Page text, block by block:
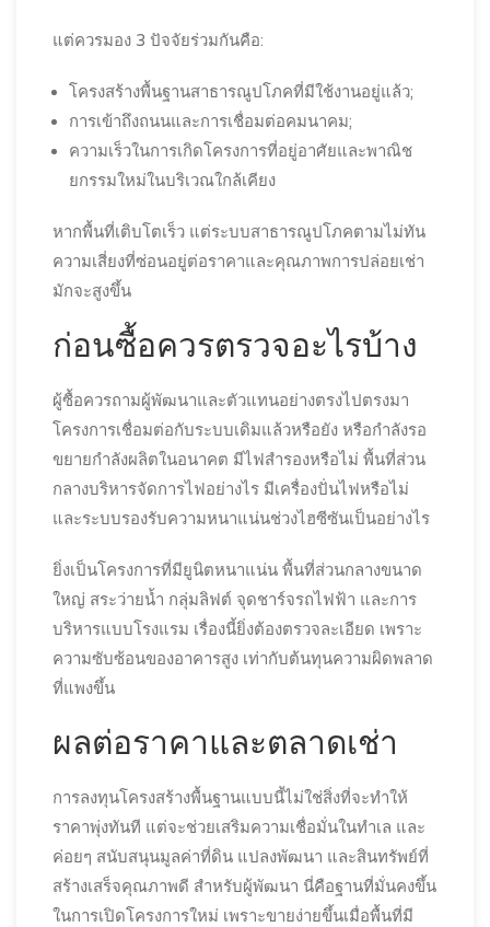
แต่ควรมอง 3 ปัจจัยร่วมกันคือ:
โครงสร้างพื้นฐานสาธารณูปโภคที่มีใช้งานอยู่แล้ว;
การเข้าถึงถนนและการเชื่อมต่อคมนาคม;
ความเร็วในการเกิดโครงการที่อยู่อาศัยและพาณิช
ยกรรมใหม่ในบริเวณใกล้เคียง
หากพื้นที่เติบโตเร็ว แต่ระบบสาธารณูปโภคตามไม่ทัน
ความเสี่ยงที่ซ่อนอยู่ต่อราคาและคุณภาพการปล่อยเช่า
มักจะสูงขึ้น
ก่อนซื้อควรตรวจอะไรบ้าง
ผู้ซื้อควรถามผู้พัฒนาและตัวแทนอย่างตรงไปตรงมา
โครงการเชื่อมต่อกับระบบเดิมแล้วหรือยัง หรือกำลังรอ
ขยายกำลังผลิตในอนาคต มีไฟสำรองหรือไม่ พื้นที่ส่วน
กลางบริหารจัดการไฟอย่างไร มีเครื่องปั่นไฟหรือไม่
และระบบรองรับความหนาแน่นช่วงไฮซีซันเป็นอย่างไร
ยิ่งเป็นโครงการที่มียูนิตหนาแน่น พื้นที่ส่วนกลางขนาด
ใหญ่ สระว่ายน้ำ กลุ่มลิฟต์ จุดชาร์จรถไฟฟ้า และการ
บริหารแบบโรงแรม เรื่องนี้ยิ่งต้องตรวจละเอียด เพราะ
ความซับซ้อนของอาคารสูง เท่ากับต้นทุนความผิดพลาด
ที่แพงขึ้น
ผลต่อราคาและตลาดเช่า
การลงทุนโครงสร้างพื้นฐานแบบนี้ไม่ใช่สิ่งที่จะทำให้
ราคาพุ่งทันที แต่จะช่วยเสริมความเชื่อมั่นในทำเล และ
ค่อยๆ สนับสนุนมูลค่าที่ดิน แปลงพัฒนา และสินทรัพย์ที่
สร้างเสร็จคุณภาพดี สำหรับผู้พัฒนา นี่คือฐานที่มั่นคงขึ้น
ในการเปิดโครงการใหม่ เพราะขายง่ายขึ้นเมื่อพื้นที่มี